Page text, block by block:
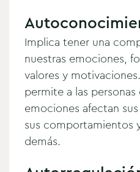
Implica tener una
nuestras emociones,
valores y
permite a las
emociones afectan
sus comportamientos
demás.